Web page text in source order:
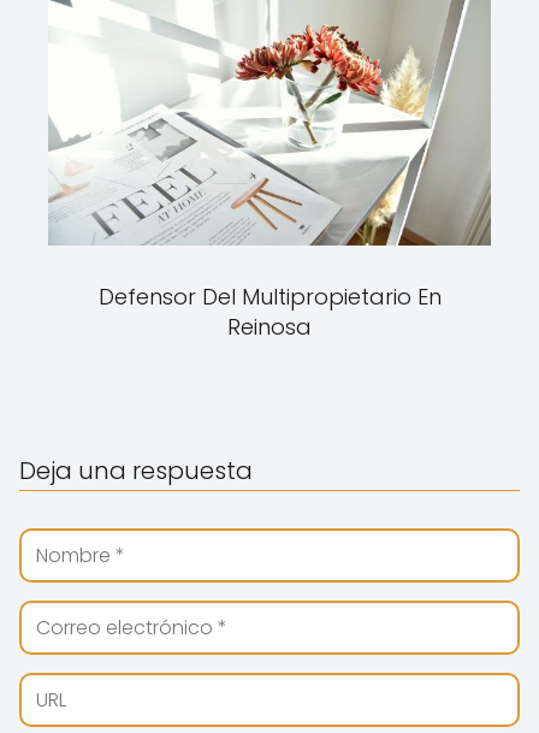
Defensor Del Multipropietario En
Reinosa
Deja una respuesta